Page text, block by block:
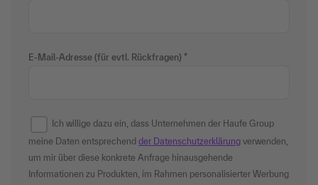
E-Mail-Adresse (für evtl. Rückfragen)
Ich willige dazu ein, dass Unternehmen der Haufe Group
meine Daten entsprechend der Datenschutzerklärung verwenden,
um mir über diese konkrete Anfrage hinausgehende
Informationen zu Produkten, im Rahmen personalisierter Werbung